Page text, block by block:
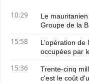
10:29
Le
Groupe de la
15:58
L’opération
occupées par
15:36
Trente-cinq
c'est le coût